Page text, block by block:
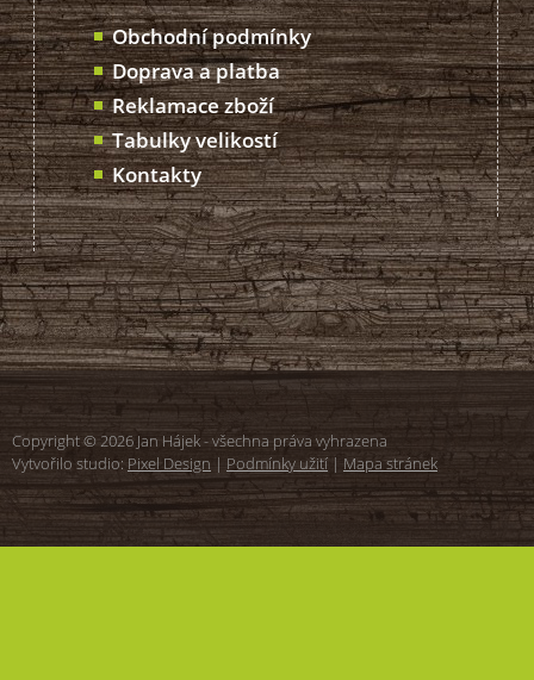
Obchodní podmínky
Doprava a platba
Reklamace zboží
Tabulky velikostí
Kontakty
Copyright © 2026 Jan Hájek - všechna práva vyhrazena
Vytvořilo studio: Pixel Design | Podmínky užití | Mapa stránek